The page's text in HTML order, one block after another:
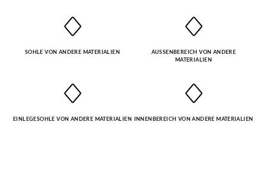
SOHLE VON ANDERE MATERIALIEN
AUSSENBEREICH VON ANDERE M
ATERIALIEN
EINLEGESOHLE VON ANDERE MATERIALIEN INNENBEREICH VON ANDERE MATERIALIEN